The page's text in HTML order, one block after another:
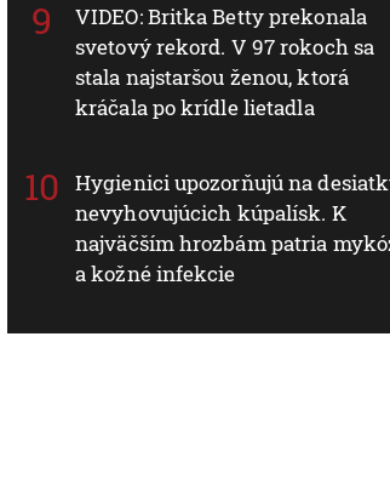
VIDEO: Britka Betty prekonala
svetový rekord. V 97 rokoch sa
stala najstaršou ženou, ktorá
kráčala po krídle lietadla
Hygienici upozorňujú na
nevyhovujúcich kúpalísk. K
najväčším hrozbám patria
a kožné infekcie